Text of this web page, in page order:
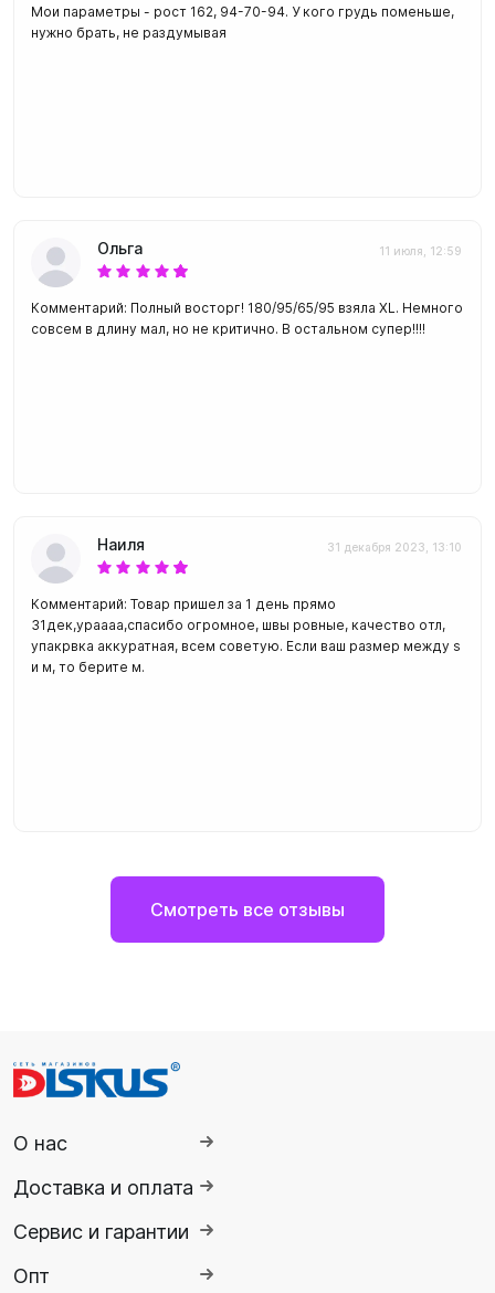
Мои параметры - рост 162, 94-70-94. У кого грудь поменьше,
нужно брать, не раздумывая
Ольга 11 июля, 12:59
Комментарий: Полный восторг! 180/95/65/95 взяла XL. Немного
совсем в длину мал, но не критично. В остальном супер!!!!
Наиля 31 декабря 2023, 13:10
Комментарий: Товар пришел за 1 день прямо
31дек,ураааа,спасибо огромное, швы ровные, качество отл,
упакрвка аккуратная, всем советую. Если ваш размер между s
и м, то берите м.
Смотреть все отзывы
О нас
Доставка и оплата
Сервис и гарантии
Опт